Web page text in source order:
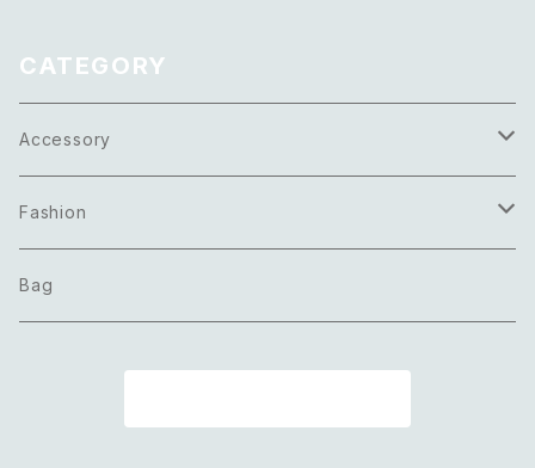
CATEGORY
Accessory
Necklace
Pierce
Fashion
Tops
Bag